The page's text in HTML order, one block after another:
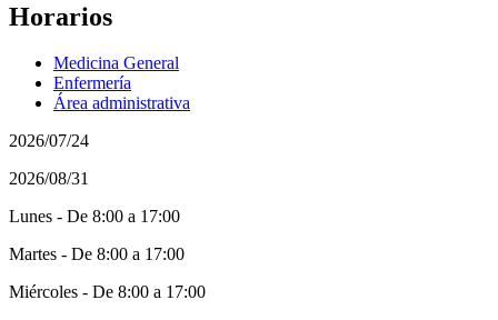
Horarios
Medicina General
Enfermería
Área administrativa
2026/07/24
2026/08/31
Lunes - De 8:00 a 17:00
Martes - De 8:00 a 17:00
Miércoles - De 8:00 a 17:00